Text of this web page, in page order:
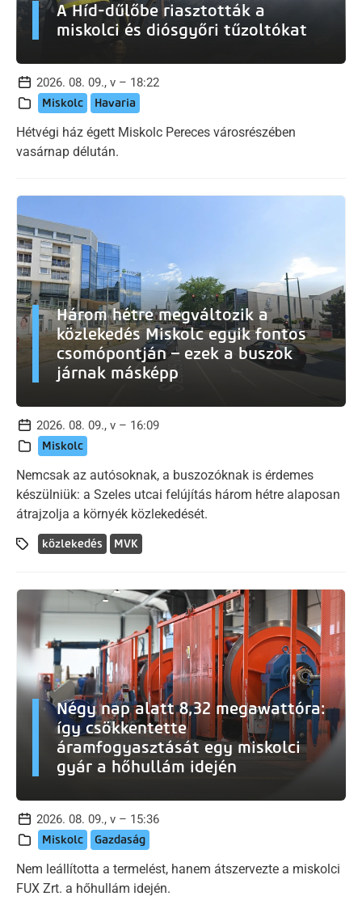
A Híd-dűlőbe riasztották a
miskolci és diósgyőri tűzoltókat
2026. 08. 09., v – 18:22
Miskolc Havaria
Hétvégi ház égett Miskolc Pereces városrészében
vasárnap délután.
Három hétre megváltozik a
közlekedés Miskolc egyik fontos
csomópontján – ezek a buszok
járnak másképp
2026. 08. 09., v – 16:09
Miskolc
Nemcsak az autósoknak, a buszozóknak is érdemes
készülniük: a Szeles utcai felújítás három hétre alaposan
átrajzolja a környék közlekedését.
közlekedés MVK
Négy nap alatt 8,32 megawattóra:
így csökkentette
áramfogyasztását egy miskolci
gyár a hőhullám idején
2026. 08. 09., v – 15:36
Miskolc Gazdaság
Nem leállította a termelést, hanem átszervezte a miskolci
FUX Zrt. a hőhullám idején.